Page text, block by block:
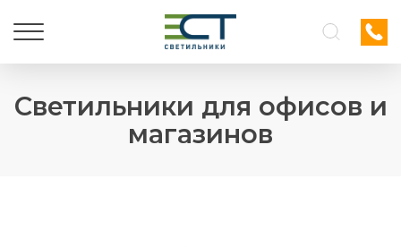
Светильники для офисов и
магазинов